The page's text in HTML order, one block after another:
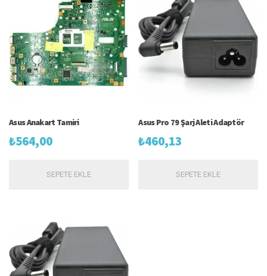
Asus Anakart Tamiri
₺564,00
SEPETE EKLE
Asus Pro 79 Şarj Aleti Adaptör
₺460,13
SEPETE EKLE